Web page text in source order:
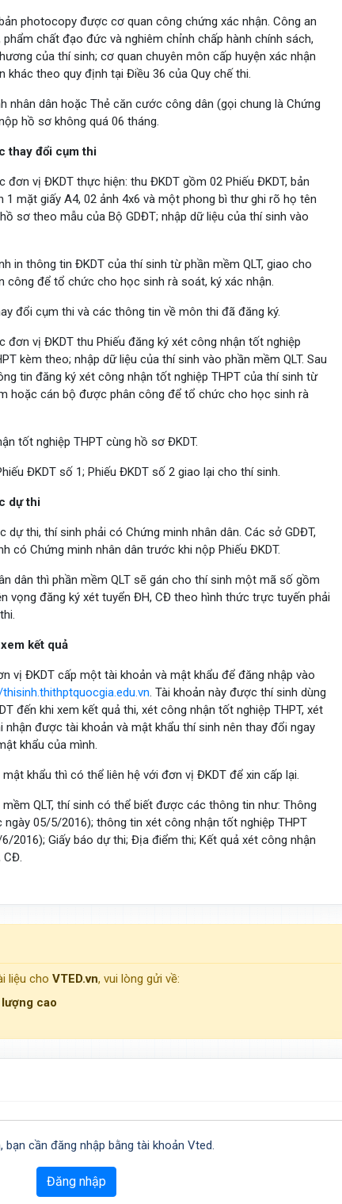
photocopy được cơ quan công chứng xác nhận. Công an
chất đạo đức và nghiêm chỉnh chấp hành chính sách,
của thí sinh; cơ quan chuyên môn cấp huyện xác nhận
theo quy định tại Điều 36 của Quy chế thi.
nhân dân hoặc Thẻ căn cước công dân (gọi chung là Chứng
hồ sơ không quá 06 tháng.
thay đổi cụm thi
vị ĐKDT thực hiện: thu ĐKDT gồm 02 Phiếu ĐKDT, bản
mặt giấy A4, 02 ảnh 4x6 và một phong bì thư ghi rõ họ tên
sơ theo mẫu của Bộ GDĐT; nhập dữ liệu của thí sinh vào
in thông tin ĐKDT của thí sinh từ phần mềm QLT, giao cho
công để tổ chức cho học sinh rà soát, ký xác nhận.
đổi cụm thi và các thông tin về môn thi đã đăng ký.
vị ĐKDT thu Phiếu đăng ký xét công nhận tốt nghiệp
kèm theo; nhập dữ liệu của thí sinh vào phần mềm QLT. Sau
tin đăng ký xét công nhận tốt nghiệp THPT của thí sinh từ
hoặc cán bộ được phân công để tổ chức cho học sinh rà
tốt nghiệp THPT cùng hồ sơ ĐKDT.
ĐKDT số 1; Phiếu ĐKDT số 2 giao lại cho thí sinh.
dự thi
dự thi, thí sinh phải có Chứng minh nhân dân. Các sở GDĐT,
có Chứng minh nhân dân trước khi nộp Phiếu ĐKDT.
dân thì phần mềm QLT sẽ gán cho thí sinh một mã số gồm
vọng đăng ký xét tuyển ĐH, CĐ theo hình thức trực tuyến phải
kết quả
vị ĐKDT cấp một tài khoản và mật khẩu để đăng nhập vào
. Tài khoản này được thí sinh dùng
đến khi xem kết quả thi, xét công nhận tốt nghiệp THPT, xét
được tài khoản và mật khẩu thí sinh nên thay đổi ngay
khẩu của mình.
khẩu thì có thể liên hệ với đơn vị ĐKDT để xin cấp lại.
QLT, thí sinh có thể biết được các thông tin như: Thông
05/5/2016); thông tin xét công nhận tốt nghiệp THPT
2016); Giấy báo dự thi; Địa điểm thi; Kết quả xét công nhận
CĐ.
liệu cho VTED.vn, vui lòng gửi về:
cao
bạn cần đăng nhập bằng tài khoản Vted.
Đăng nhập